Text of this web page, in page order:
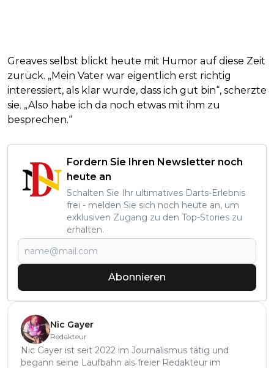
Greaves selbst blickt heute mit Humor auf diese Zeit
zurück. „Mein Vater war eigentlich erst richtig
interessiert, als klar wurde, dass ich gut bin“, scherzte
sie. „Also habe ich da noch etwas mit ihm zu
besprechen.“
Fordern Sie Ihren Newsletter noch
heute an
Schalten Sie Ihr ultimatives Darts-Erlebnis
frei - melden Sie sich noch heute an, um
exklusiven Zugang zu den Top-Stories zu
erhalten.
Abonnieren
Nic Gayer
Redakteur
Nic Gayer ist seit 2022 im Journalismus tätig und
begann seine Laufbahn als freier Redakteur im